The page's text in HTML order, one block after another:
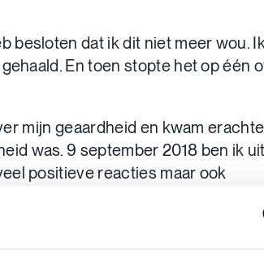
besloten dat ik dit niet meer wou.
En toen stopte het op één
mijn geaardheid en kwam
was. 9 september 2018 ben ik uit
positieve reacties maar ook